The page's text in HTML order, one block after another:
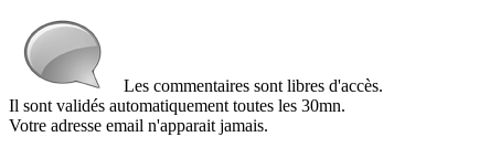
Les commentaires sont libres d'accès.
Il sont validés automatiquement toutes les 30mn.
Votre adresse email n'apparait jamais.